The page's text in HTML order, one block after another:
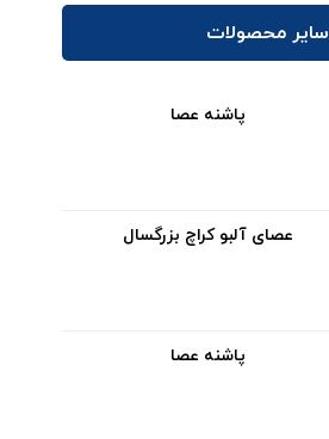
سایر محصولات
پاشنه عصا
عصای آلبو کراچ بزرگسال
پاشنه عصا